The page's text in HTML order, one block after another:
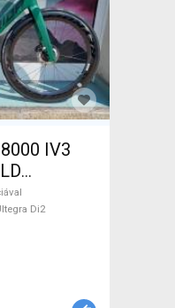
IV3
tárcsafék
Di2